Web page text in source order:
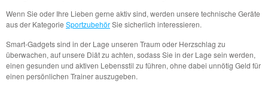
Wenn Sie oder Ihre Lieben gerne aktiv sind, werden unsere technische Geräte
aus der Kategorie SportzubehörSie sicherlich interessieren.
Smart-Gadgets sind in der Lage unseren Traum oder Herzschlag zu
überwachen, auf unsere Diät zu achten, sodass Sie in der Lage sein werden,
einen gesunden und aktiven Lebensstil zu führen, ohne dabei unnötig Geld für
einen persönlichen Trainer auszugeben.